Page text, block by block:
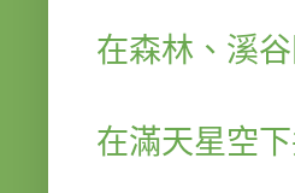
在森林、溪
在滿天星空